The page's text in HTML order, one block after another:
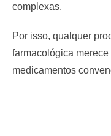
complexas.
Por isso, qualquer
farmacológica
medicamentos